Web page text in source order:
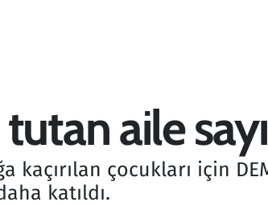
aile
çocukları için
katıldı.